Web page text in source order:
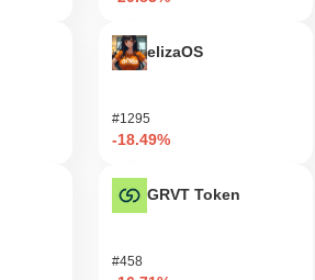
elizaOS
#1295
-18.49%
GRVT Token
#458